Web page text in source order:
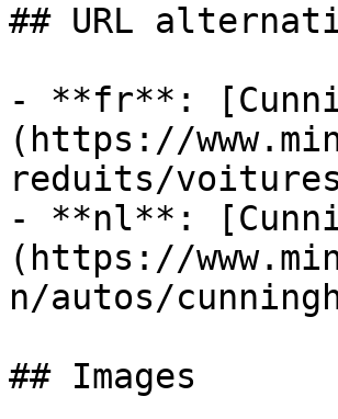
## URL
- **fr**:
(https://
reduits/
- **nl**:
(https://
n/autos/
## Images